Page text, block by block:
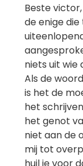
Beste
de enige
niets uit wie
Als de
is het de
het
het genot
niet aan de
mij tot